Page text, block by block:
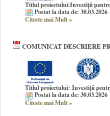
Titlul proiectului:Investiții
Postat la data de: 30.03.2026
Citeste mai Mult»
COMUNICAT DESCRIERE
Titlul proiectului: Investiții
Postat la data de: 30.03.2026
Citeste mai Mult»